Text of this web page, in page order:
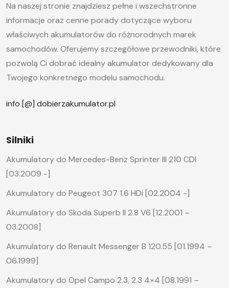
Na naszej stronie znajdziesz pełne i wszechstronne
informacje oraz cenne porady dotyczące wyboru
właściwych akumulatorów do różnorodnych marek
samochodów. Oferujemy szczegółowe przewodniki, które
pozwolą Ci dobrać idealny akumulator dedykowany dla
Twojego konkretnego modelu samochodu.
info [@] dobierzakumulator.pl
Silniki
Akumulatory do Mercedes-Benz Sprinter III 210 CDI
[03.2009 -]
Akumulatory do Peugeot 307 1.6 HDi [02.2004 -]
Akumulatory do Skoda Superb II 2.8 V6 [12.2001 –
03.2008]
Akumulatory do Renault Messenger B 120.55 [01.1994 –
06.1999]
Akumulatory do Opel Campo 2.3, 2.3 4×4 [08.1991 –